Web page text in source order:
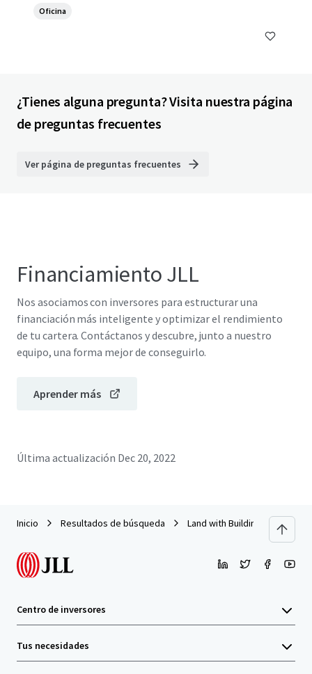
Oficina
¿Tienes alguna pregunta? Visita nuestra página
de preguntas frecuentes
Ver página de preguntas frecuentes
Financiamiento JLL
Nos asociamos con inversores para estructurar una
financiación más inteligente y optimizar el rendimiento
de tu cartera. Contáctanos y descubre, junto a nuestro
equipo, una forma mejor de conseguirlo.
Aprender más
Última actualización Dec 20, 2022
Inicio Resultados de búsqueda Land with Building on
Centro de inversores
Tus necesidades